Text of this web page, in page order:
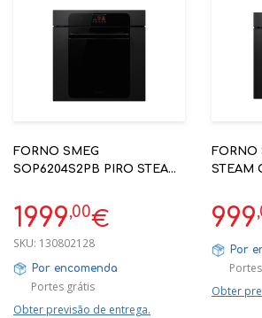
FORNO SMEG
SOP6204S2PB PIRO STEAM
1999,00€
SKU: 130802128
Por encomenda
Portes grátis
Obter previsão de entrega.
FORNO
STEAM
999
Por
Obter